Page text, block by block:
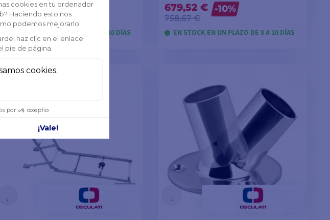
501,04 €
559,02 €
-10%
EN STOCK EN UN PLAZO DE 8 A 10 DÍAS
VER MODELOS
679,52 €
758,67 €
-10%
EN STOCK EN UN PLAZO DE 8 A 10 DÍAS